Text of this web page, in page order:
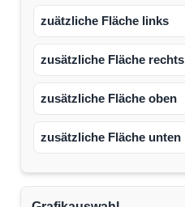
zuätzliche Fläche links
zusätzliche Fläche rechts
zusätzliche Fläche oben
zusätzliche Fläche unten